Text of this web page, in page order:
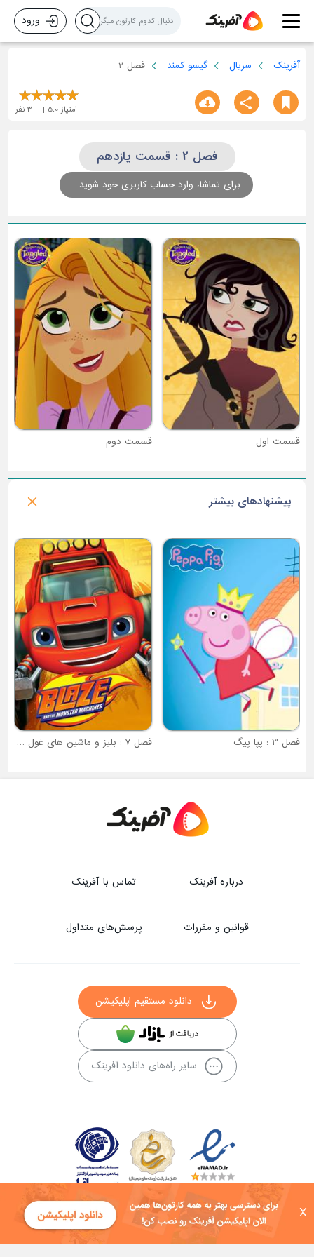
X
ورود
آفرینک سریال گیسو کمند فصل 2
امتیاز 5.0
3 نفر
فصل 2 : قسمت یازدهم
برای تماشا، وارد حساب کاربری خود شوید
قسمت دوم
قسمت سوم
پیشنهادهای بیشتر
فصل 7 : بلیز و ماشین های غول پیکر
فصل 1 : پاندای کونگ فو کار
درباره آفرینک تماس با آفرینک
قوانین و مقررات پرسش‌های متداول
دانلود مستقیم اپلیکیشن
سایر راه‌های دانلود آفرینک
کلیه حقوق این سایت به شرکت توسعه فناوی هفت آسمان توکان تعلق دارد و